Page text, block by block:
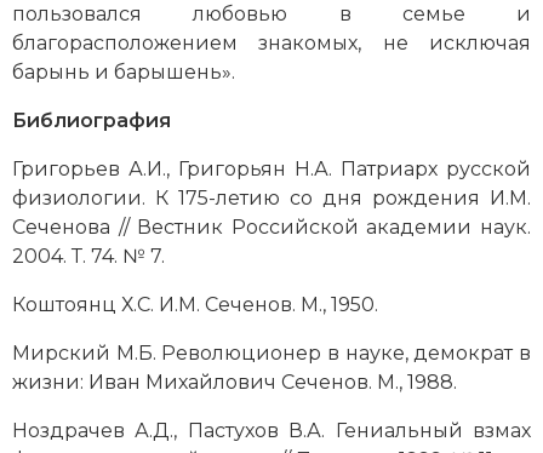
пользовался любовью в семье и
благорасположением знакомых, не исключая
барынь и барышень».
Библиография
Григорьев А.И., Григорьян Н.А. Патриарх русской
физиологии. К 175-летию со дня рождения И.М.
Сеченова // Вестник Российской академии наук.
2004. Т. 74. № 7.
Коштоянц Х.С. И.М. Сеченов. М., 1950.
Мирский М.Б. Революционер в науке, демократ в
жизни: Иван Михайлович Сеченов. М., 1988.
Ноздрачев А.Д., Пастухов В.А. Гениальный взмах